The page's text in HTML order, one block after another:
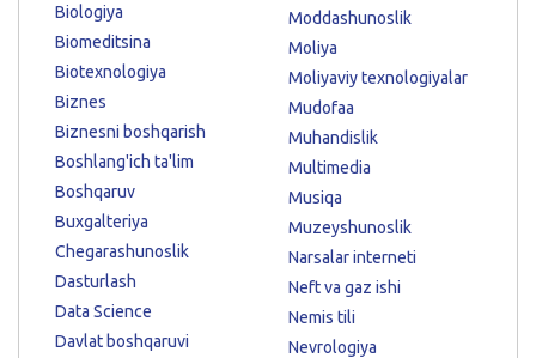
Biologiya
Biomeditsina
Biotexnologiya
Biznes
Biznesni boshqarish
Boshlang'ich ta'lim
Boshqaruv
Buxgalteriya
Chegarashunoslik
Dasturlash
Data Science
Davlat boshqaruvi
Moddashunoslik
Moliya
Moliyaviy texnologiyalar
Mudofaa
Muhandislik
Multimedia
Musiqa
Muzeyshunoslik
Narsalar interneti
Neft va gaz ishi
Nemis tili
Nevrologiya